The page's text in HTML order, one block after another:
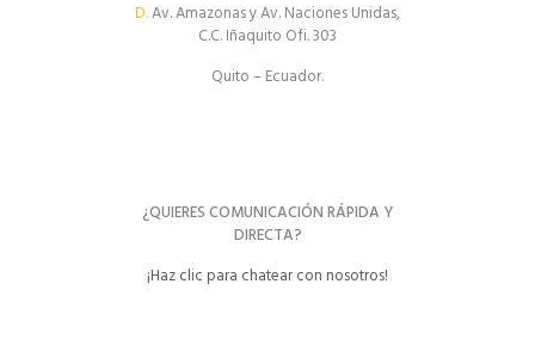
D.Av. Amazonas y Av. Naciones Unidas,
C.C. Iñaquito Ofi. 303
Quito – Ecuador.
¿QUIERES COMUNICACIÓN RÁPIDA Y
DIRECTA?
¡Haz clic para chatear con nosotros!